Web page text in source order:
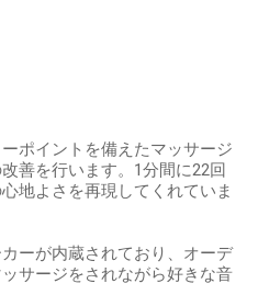
ポイントを備えたマッサージ
善を行います。1分間に22回
地よさを再現してくれていま
ーが内蔵されており、オーデ
サージをされながら好きな音